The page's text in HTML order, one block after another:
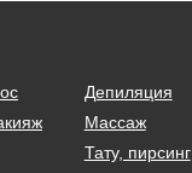
Депиляция
Массаж
Тату, пирсинг